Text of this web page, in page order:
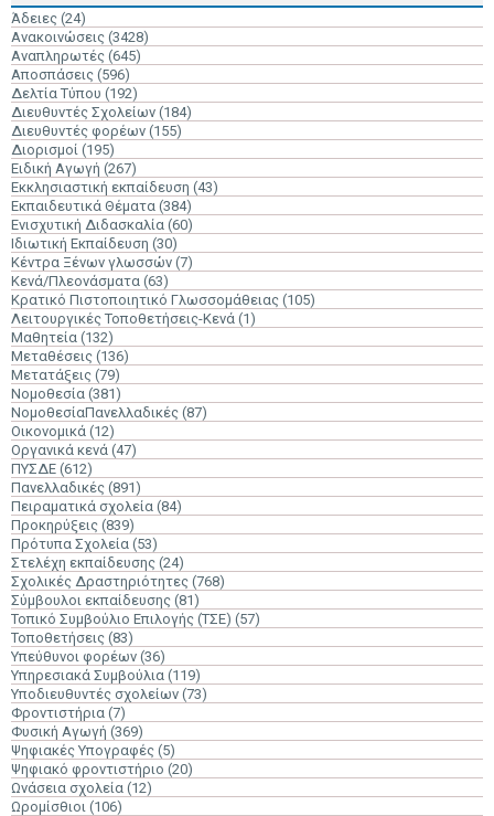
Άδειες (24)
Ανακοινώσεις (3428)
Αναπληρωτές (645)
Αποσπάσεις (596)
Δελτία Τύπου (192)
Διευθυντές Σχολείων (184)
Διευθυντές φορέων (155)
Διορισμοί (195)
Ειδική Αγωγή (267)
Εκκλησιαστική εκπαίδευση (43)
Εκπαιδευτικά Θέματα (384)
Ενισχυτική Διδασκαλία (60)
Ιδιωτική Εκπαίδευση (30)
Κέντρα Ξένων γλωσσών (7)
Κενά/Πλεονάσματα (63)
Κρατικό Πιστοποιητικό Γλωσσομάθειας (105)
Λειτουργικές Τοποθετήσεις-Κενά (1)
Μαθητεία (132)
Μεταθέσεις (136)
Μετατάξεις (79)
Νομοθεσία (381)
ΝομοθεσίαΠανελλαδικές (87)
Οικονομικά (12)
Οργανικά κενά (47)
ΠΥΣΔΕ (612)
Πανελλαδικές (891)
Πειραματικά σχολεία (84)
Προκηρύξεις (839)
Πρότυπα Σχολεία (53)
Στελέχη εκπαίδευσης (24)
Σχολικές Δραστηριότητες (768)
Σύμβουλοι εκπαίδευσης (81)
Τοπικό Συμβούλιο Επιλογής (ΤΣΕ) (57)
Τοποθετήσεις (83)
Υπεύθυνοι φορέων (36)
Υπηρεσιακά Συμβούλια (119)
Υποδιευθυντές σχολείων (73)
Φροντιστήρια (7)
Φυσική Αγωγή (369)
Ψηφιακές Υπογραφές (5)
Ψηφιακό φροντιστήριο (20)
Ωνάσεια σχολεία (12)
Ωρομίσθιοι (106)